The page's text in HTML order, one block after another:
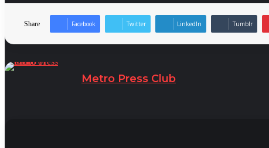
Share Facebook Twitter LinkedIn Tumblr
Metro Press Club